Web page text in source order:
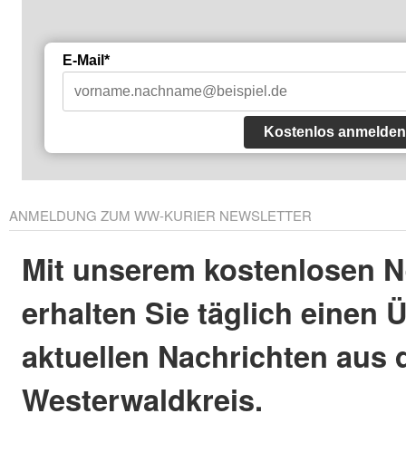
E-Mail*
Kostenlos anmelden
ANMELDUNG ZUM WW-KURIER NEWSLETTER
Mit unserem kostenlosen
erhalten Sie täglich einen
aktuellen Nachrichten aus
Westerwaldkreis.